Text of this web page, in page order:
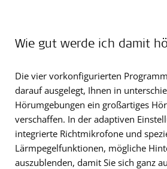
Wie gut werde ich damit
Die vier vorkonfigurierten
darauf ausgelegt, Ihnen in
Hörumgebungen ein großartiges
verschaffen. In der adaptiven
integrierte Richtmikrofone und
Lärmpegelfunktionen, mögliche
auszublenden, damit Sie sich ganz